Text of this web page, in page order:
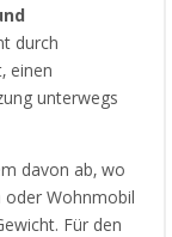
durch
einen
unterwegs
davon ab, wo
Wohnmobil
Für den